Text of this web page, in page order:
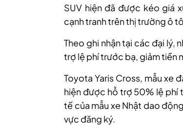
SUV hiện đã được kéo giá
cạnh tranh trên thị trường ô
Theo ghi nhận tại các đại lý,
trợ lệ phí trước bạ, giảm tiền
Toyota Yaris Cross, mẫu xe
hiện được hỗ trợ 50% lệ phí
tế của mẫu xe Nhật dao
vực đăng ký.